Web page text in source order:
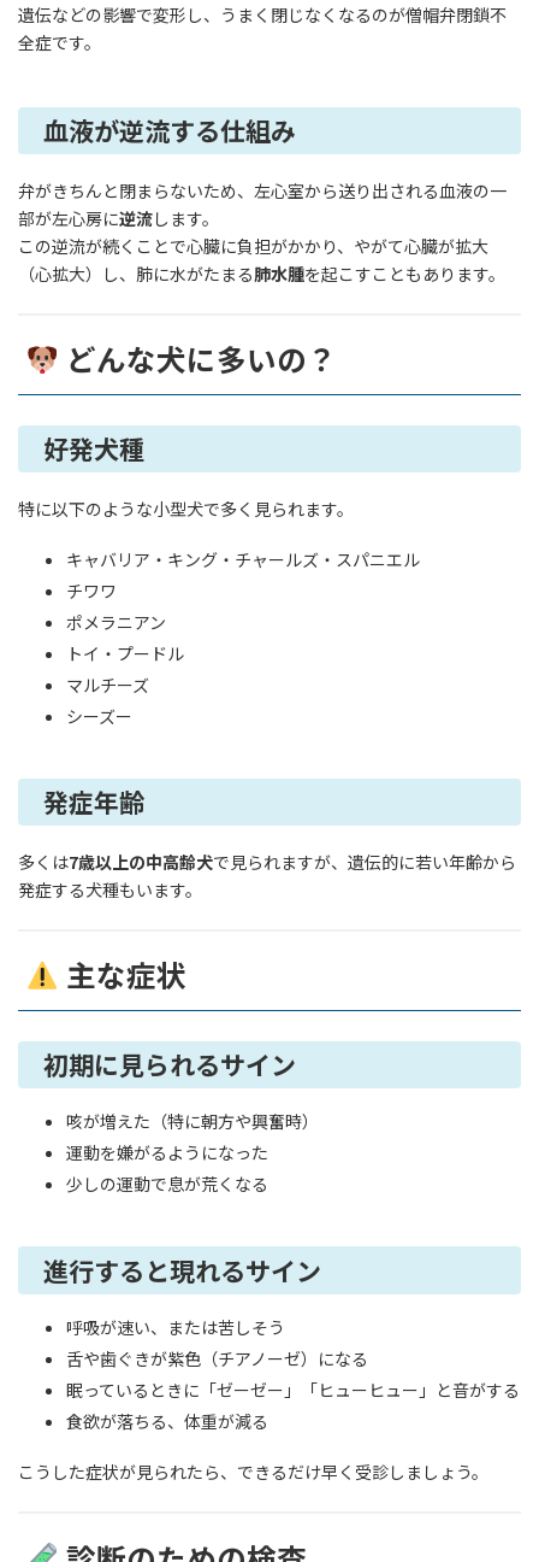
遺伝などの影響で変形し、うまく閉じなくなるのが僧帽弁閉鎖不
全症です。
血液が逆流する仕組み
弁がきちんと閉まらないため、左心室から送り出される血液の一
部が左心房に逆流します。
この逆流が続くことで心臓に負担がかかり、やがて心臓が拡大
（心拡大）し、肺に水がたまる肺水腫を起こすこともあります。
どんな犬に多いの？
好発犬種
特に以下のような小型犬で多く見られます。
キャバリア・キング・チャールズ・スパニエル
チワワ
ポメラニアン
トイ・プードル
マルチーズ
シーズー
発症年齢
多くは7歳以上の中高齢犬で見られますが、遺伝的に若い年齢から
発症する犬種もいます。
主な症状
初期に見られるサイン
咳が増えた（特に朝方や興奮時）
運動を嫌がるようになった
少しの運動で息が荒くなる
進行すると現れるサイン
呼吸が速い、または苦しそう
舌や歯ぐきが紫色（チアノーゼ）になる
眠っているときに「ゼーゼー」「ヒューヒュー」と音がする
食欲が落ちる、体重が減る
こうした症状が見られたら、できるだけ早く受診しましょう。